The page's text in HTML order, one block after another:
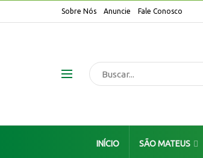
Sobre Nós Anuncie Fale Conosco
INÍCIO SÃO MATEUS